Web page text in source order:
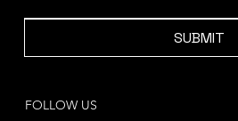
SUBMIT
FOLLOW US